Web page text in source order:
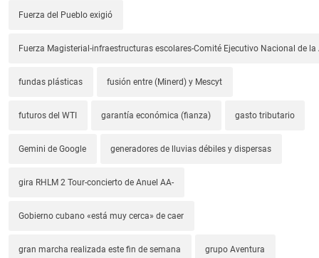
Fuerza del Pueblo exigió
Fuerza Magisterial-infraestructuras escolares-Comité Ejecutivo Nacional de la
fundas plásticas fusión entre (Minerd) y Mescyt
futuros del WTI garantía económica (fianza) gasto tributario
Gemini de Google generadores de lluvias débiles y dispersas
gira RHLM 2 Tour-concierto de Anuel AA-
Gobierno cubano «está muy cerca» de caer
gran marcha realizada este fin de semana grupo Aventura